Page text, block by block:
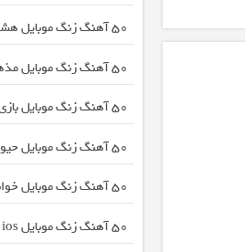
50 آهنگ زنگ موبایل هشدار صبحگاهی
50 آهنگ زنگ موبایل مذهبی
50 آهنگ زنگ موبایل بازی
50 آهنگ زنگ موبایل حیوانات
50 آهنگ زنگ موبایل خواننده
50 آهنگ زنگ موبایل ios